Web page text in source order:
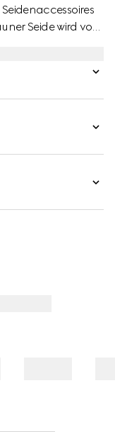
Seide wird von